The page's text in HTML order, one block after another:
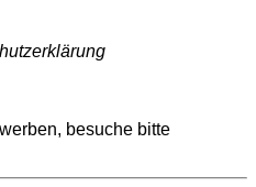
besuche bitte